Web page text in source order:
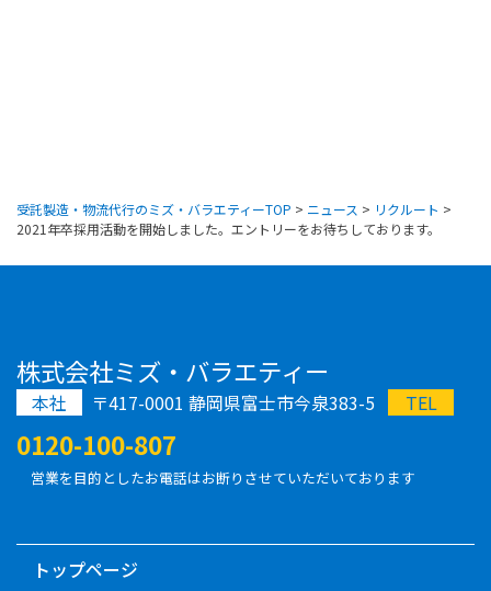
受託製造・物流代行のミズ・バラエティーTOP > ニュース > リクルート >
2021年卒採用活動を開始しました。エントリーをお待ちしております。
株式会社ミズ・バラエティー
本社 〒417-0001 静岡県富士市今泉383-5 TEL
0120-100-807
営業を目的としたお電話はお断りさせていただいております
トップページ